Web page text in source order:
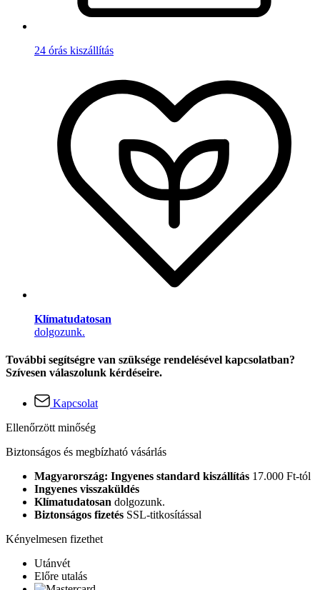
24 órás kiszállítás
Klímatudatosan
dolgozunk.
További segítségre van szüksége rendelésével kapcsolatban?
Szívesen válaszolunk kérdéseire.
Kapcsolat
Ellenőrzött minőség
Biztonságos és megbízható vásárlás
Magyarország: Ingyenes standard kiszállítás 17.000 Ft-tól
Ingyenes visszaküldés
Klímatudatosan dolgozunk.
Biztonságos fizetés SSL-titkosítással
Kényelmesen fizethet
Utánvét
Előre utalás